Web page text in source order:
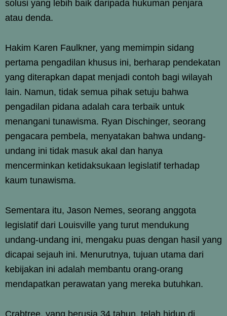
solusi yang lebih baik daripada hukuman penjara
atau denda.
Hakim Karen Faulkner, yang memimpin sidang
pertama pengadilan khusus ini, berharap pendekatan
yang diterapkan dapat menjadi contoh bagi wilayah
lain. Namun, tidak semua pihak setuju bahwa
pengadilan pidana adalah cara terbaik untuk
menangani tunawisma. Ryan Dischinger, seorang
pengacara pembela, menyatakan bahwa undang-
undang ini tidak masuk akal dan hanya
mencerminkan ketidaksukaan legislatif terhadap
kaum tunawisma.
Sementara itu, Jason Nemes, seorang anggota
legislatif dari Louisville yang turut mendukung
undang-undang ini, mengaku puas dengan hasil yang
dicapai sejauh ini. Menurutnya, tujuan utama dari
kebijakan ini adalah membantu orang-orang
mendapatkan perawatan yang mereka butuhkan.
Crabtree, yang berusia 34 tahun, telah hidup di